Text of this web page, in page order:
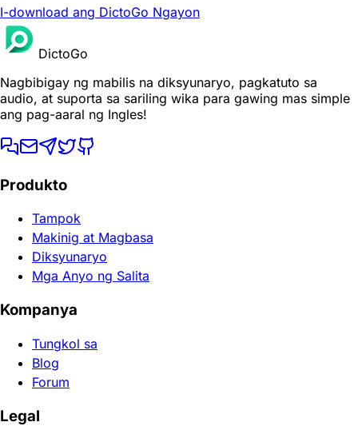
I-download ang DictoGo Ngayon
DictoGo
Nagbibigay ng mabilis na diksyunaryo, pagkatuto sa
audio, at suporta sa sariling wika para gawing mas simple
ang pag-aaral ng Ingles!
Produkto
Tampok
Makinig at Magbasa
Diksyunaryo
Mga Anyo ng Salita
Kompanya
Tungkol sa
Blog
Forum
Legal